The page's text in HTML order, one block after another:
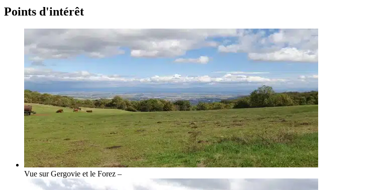
Points d'intérêt
Vue sur Gergovie et le Forez –